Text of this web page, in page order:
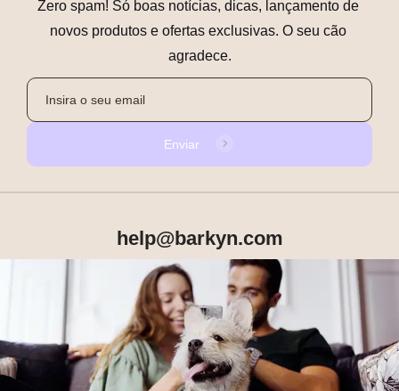
Zero spam! Só boas notícias, dicas, lançamento de
novos produtos e ofertas exclusivas. O seu cão
agradece.
Enviar
help@barkyn.com